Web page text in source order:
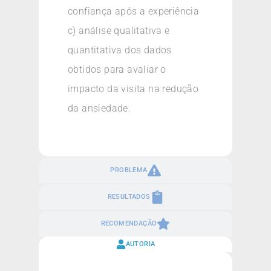
PROBLEMA
RESULTADOS
RECOMENDAÇÃO
confiança após a experiência
c) análise qualitativa e
quantitativa dos dados
obtidos para avaliar o
impacto da visita na redução
da ansiedade.
AUTORIA